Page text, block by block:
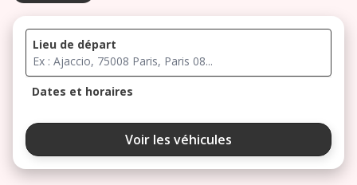
Lieu de départ
Dates et horaires
août 2026
ma me
Voir les véhicules